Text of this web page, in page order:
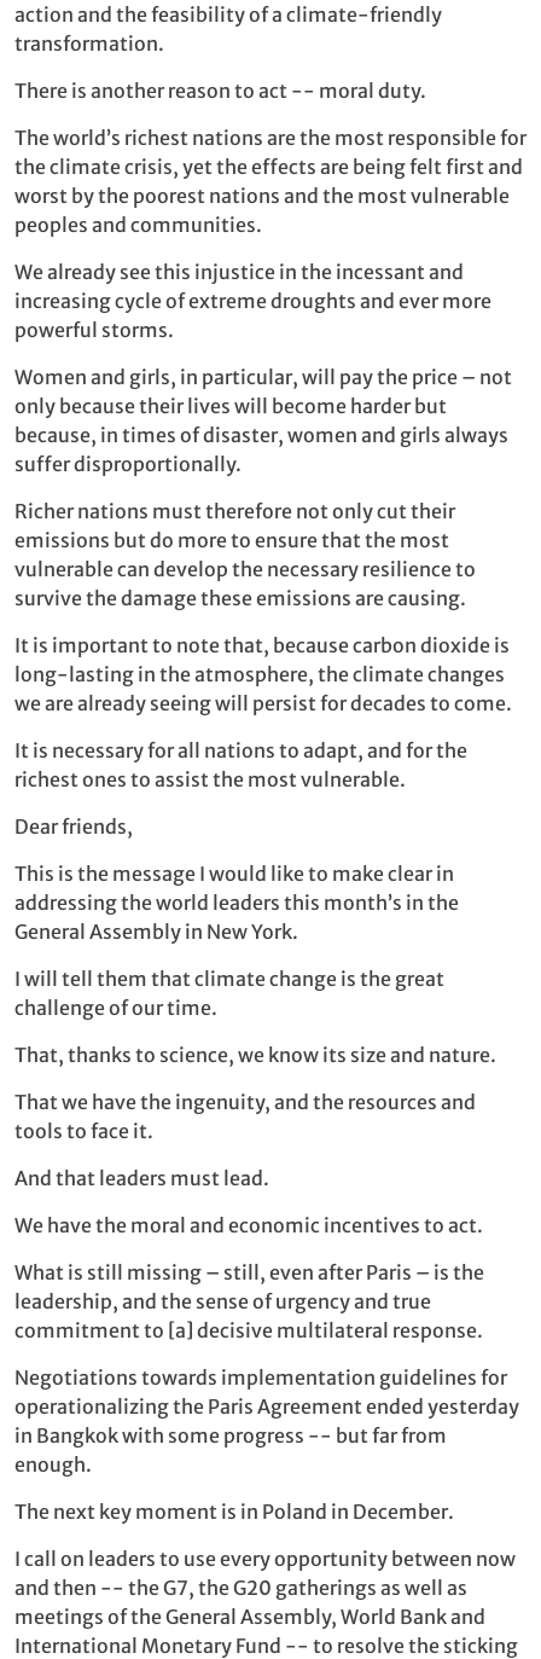
action and the feasibility of a climate-friendly
transformation.
There is another reason to act -- moral duty.
The world’s richest nations are the most responsible for
the climate crisis, yet the effects are being felt first and
worst by the poorest nations and the most vulnerable
peoples and communities.
We already see this injustice in the incessant and
increasing cycle of extreme droughts and ever more
powerful storms.
Women and girls, in particular, will pay the price – not
only because their lives will become harder but
because, in times of disaster, women and girls always
suffer disproportionally.
Richer nations must therefore not only cut their
emissions but do more to ensure that the most
vulnerable can develop the necessary resilience to
survive the damage these emissions are causing.
It is important to note that, because carbon dioxide is
long-lasting in the atmosphere, the climate changes
we are already seeing will persist for decades to come.
It is necessary for all nations to adapt, and for the
richest ones to assist the most vulnerable.
Dear friends,
This is the message I would like to make clear in
addressing the world leaders this month’s in the
General Assembly in New York.
I will tell them that climate change is the great
challenge of our time.
That, thanks to science, we know its size and nature.
That we have the ingenuity, and the resources and
tools to face it.
And that leaders must lead.
We have the moral and economic incentives to act.
What is still missing – still, even after Paris – is the
leadership, and the sense of urgency and true
commitment to [a] decisive multilateral response.
Negotiations towards implementation guidelines for
operationalizing the Paris Agreement ended yesterday
in Bangkok with some progress -- but far from
enough.
The next key moment is in Poland in December.
I call on leaders to use every opportunity between now
and then -- the G7, the G20 gatherings as well as
meetings of the General Assembly, World Bank and
International Monetary Fund -- to resolve the sticking